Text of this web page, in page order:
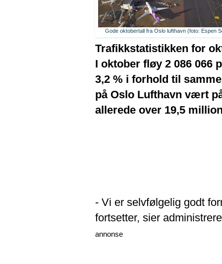
Gode oktobertall fra Oslo lufthavn (foto: Espen
Trafikkstatistikken for
I oktober fløy 2 086 066
3,2 % i forhold til
på Oslo Lufthavn vært
allerede over 19,5
- Vi er selvfølgelig godt
fortsetter, sier
annonse